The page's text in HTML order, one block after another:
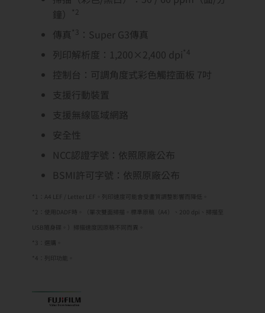
鐘）
*2
傳真 *3 ：Super G3傳真
列印解析度：1,200×2,400 dpi*4
控制台：可調角度式彩色觸控面板 7吋
支援行動裝置
支援無線區域網路
安全性
NCC認證字號：依照原廠公布
BSMI許可字號：依照原廠公布
*1：A4 LEF / Letter LEF。列印速度可能會受畫質調整影響而降低。
*2：使用DADF時。（單次雙面掃描。標準原稿（A4）、200 dpi、掃描至
USB隨身碟。）掃描速度因原稿不同而異。
*3：選購。
*4：列印功能。